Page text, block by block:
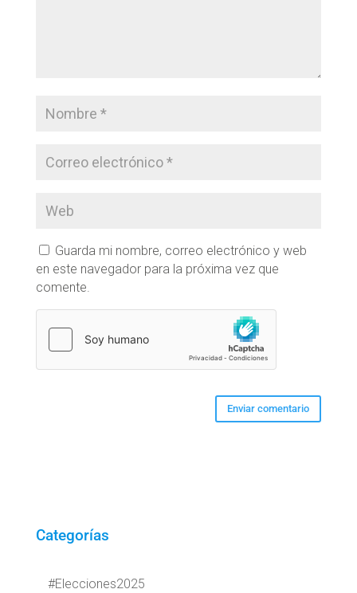
Guarda mi nombre, correo electrónico y web
en este navegador para la próxima vez que
comente.
Categorías
#Elecciones2025